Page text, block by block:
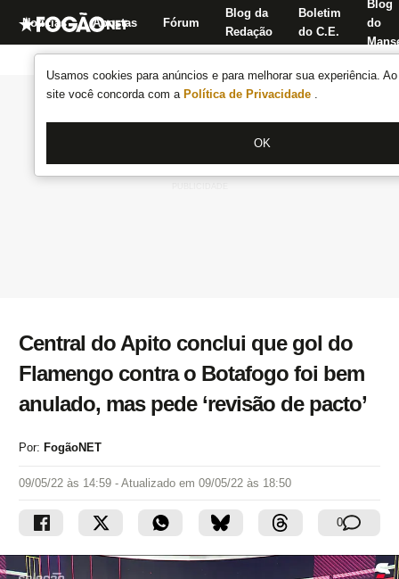
Usamos cookies para anúncios e para melhorar sua experiência.
site você concorda com a Política de Privacidade .
OK
Notícias Apostas Fórum
Blog da
Redação
Boletim
do C.E.
Blog
do
Central do Apito conclui que gol do
Flamengo contra o Botafogo foi bem
anulado, mas pede ‘revisão de pacto’
Por: FogãoNET
09/05/22 às 14:59 - Atualizado em 09/05/22 às 18:50
0